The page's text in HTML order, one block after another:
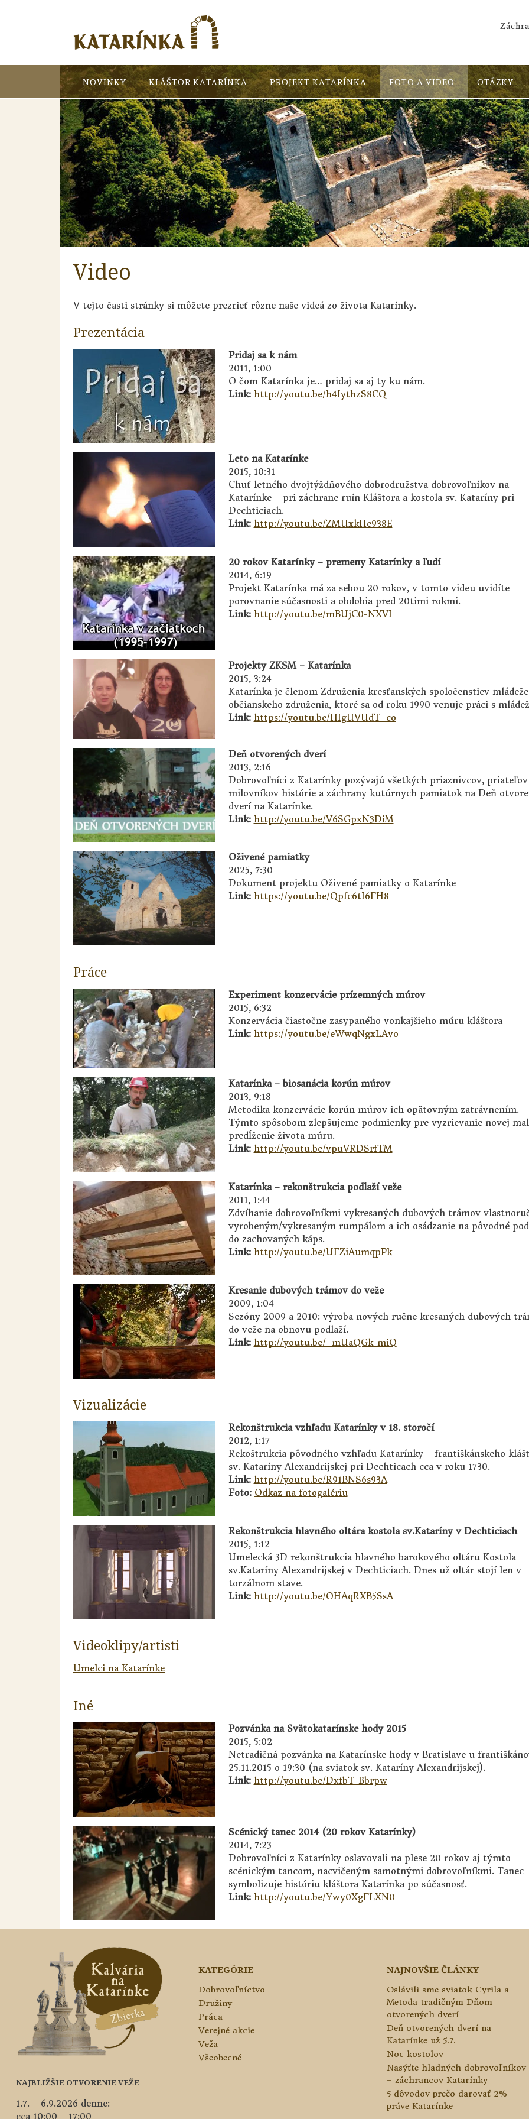
NOVINKY KLÁŠTOR KATARÍNKA PROJEKT KATARÍNKA FOTO A VIDEO OTÁZKY
Video
V tejto časti stránky si môžete prezrieť rôzne naše videá zo života Katarínky.
Prezentácia
Pridaj sa k nám
2011, 1:00
O čom Katarínka je… pridaj sa aj ty ku nám.
Link: http://youtu.be/h4IythzS8CQ
Leto na Katarínke
2015, 10:31
Chuť letného dvojtýždňového dobrodružstva dobrovoľníkov na
Katarínke – pri záchrane ruín Kláštora a kostola sv. Kataríny pri
Dechticiach.
Link: http://youtu.be/ZMUxkHe938E
20 rokov Katarínky – premeny Katarínky a ľudí
2014, 6:19
Projekt Katarínka má za sebou 20 rokov, v tomto videu uvidíte
porovnanie súčasnosti a obdobia pred 20timi rokmi.
Link: http://youtu.be/mBUjC0-NXVI
Projekty ZKSM – Katarínka
2015, 3:24
Katarínka je členom Združenia kresťanských spoločenstiev
občianskeho združenia, ktoré sa od roku 1990 venuje práci s
Link: https://youtu.be/HIgUVUdT_co
Deň otvorených dverí
2013, 2:16
Dobrovoľníci z Katarínky pozývajú všetkých priaznivcov, priateľov
milovníkov histórie a záchrany kutúrnych pamiatok na Deň
dverí na Katarínke.
Link: http://youtu.be/V6SGpxN3DiM
Oživené pamiatky
2025, 7:30
Dokument projektu Oživené pamiatky o Katarínke
Link: https://youtu.be/Qpfc6tI6FH8
Práce
Experiment konzervácie prízemných múrov
2015, 6:32
Konzervácia čiastočne zasypaného vonkajšieho múru kláštora
Link: https://youtu.be/eWwqNgxLAvo
Katarínka – biosanácia korún múrov
2013, 9:18
Metodika konzervácie korún múrov ich opätovným zatrávnením.
Týmto spôsobom zlepšujeme podmienky pre vyzrievanie novej
predĺženie života múru.
Link: http://youtu.be/vpuVRDSrfTM
Katarínka – rekonštrukcia podlaží veže
2011, 1:44
Zdvíhanie dobrovoľníkmi vykresaných dubových trámov
vyrobeným/vykresaným rumpálom a ich osádzanie na pôvodné
do zachovaných káps.
Link: http://youtu.be/UFZiAumqpPk
Kresanie dubových trámov do veže
2009, 1:04
Sezóny 2009 a 2010: výroba nových ručne kresaných dubových
do veže na obnovu podlaží.
Link: http://youtu.be/_mUaQGk-miQ
Vizualizácie
Rekonštrukcia vzhľadu Katarínky v 18. storočí
2012, 1:17
Rekoštrukcia pôvodného vzhľadu Katarínky – františkánskeho
sv. Kataríny Alexandrijskej pri Dechticach cca v roku 1730.
Link: http://youtu.be/R91BNS6s93A
Foto: Odkaz na fotogalériu
Rekonštrukcia hlavného oltára kostola sv.Kataríny v Dechticiach
2015, 1:12
Umelecká 3D rekonštrukcia hlavného barokového oltáru Kostola
sv.Kataríny Alexandrijskej v Dechticiach. Dnes už oltár stojí len v
torzálnom stave.
Link: http://youtu.be/OHAqRXB5SsA
Videoklipy/artisti
Umelci na Katarínke
Iné
Pozvánka na Svätokatarínske hody 2015
2015, 5:02
Netradičná pozvánka na Katarínske hody v Bratislave u
25.11.2015 o 19:30 (na sviatok sv. Kataríny Alexandrijskej).
Link: http://youtu.be/DxfbT-Bbrpw
Scénický tanec 2014 (20 rokov Katarínky)
2014, 7:23
Dobrovoľníci z Katarínky oslavovali na plese 20 rokov aj týmto
scénickým tancom, nacvičeným samotnými dobrovoľníkmi. Tanec
symbolizuje históriu kláštora Katarínka po súčasnosť.
Link: http://youtu.be/Ywy0XgFLXN0
NAJBLIŽŠIE OTVORENIE VEŽE
1.7. – 6.9.2026 denne:
cca 10:00 – 17:00
KATEGÓRIE
Dobrovoľníctvo
Družiny
Práca
Verejné akcie
Veža
Všeobecné
NAJNOVŠIE ČLÁNKY
Oslávili sme sviatok Cyrila a
Metoda tradičným Dňom
otvorených dverí
Deň otvorených dverí na
Katarínke už 5.7.
Noc kostolov
Nasýťte hladných dobrovoľníkov
– záchrancov Katarínky
5 dôvodov prečo darovať 2%
práve Katarínke